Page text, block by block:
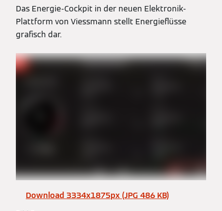
Das Energie-Cockpit in der neuen Elektronik-
Plattform von Viessmann stellt Energieflüsse
grafisch dar.
Download 3334x1875px (JPG 486 KB)